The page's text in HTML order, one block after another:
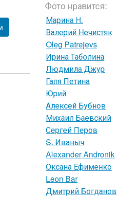
Фото нравится:
Марина Н.
Валерий Нечистяк
Oleg Patrejevs
Ирина Таболина
Людмила Джур
Галя Петина
Юрий
Алексей Бубнов
Михаил Баевский
Сергей Перов
S. Иваныч
Alexander Andronik
Оксана Ефименко
Leon Bar
Дмитрий Богданов